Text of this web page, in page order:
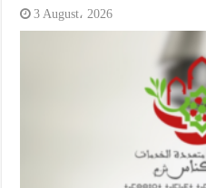
3 August، 2026